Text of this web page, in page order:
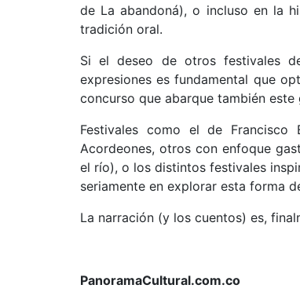
de La abandoná), o incluso en la
tradición oral.
Si el deseo de otros festivales
expresiones es fundamental que
concurso que abarque también
Festivales como el de
Acordeones, otros con enfoque
el río), o los distintos festivales
seriamente en explorar esta forma
La narración (y los cuentos) es,
PanoramaCultural.com.co